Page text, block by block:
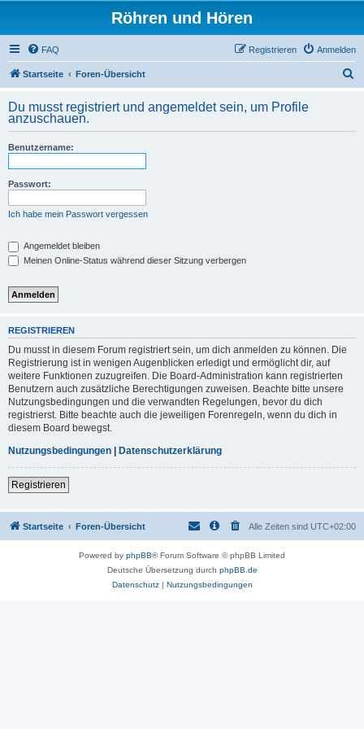
Röhren und Hören
FAQ Anmelden
Registrieren
Startseite Foren-Übersicht
h
Du musst registriert und angemeldet sein, um Profile
anzuschauen.
Benutzername:
Passwort:
Ich habe mein Passwort vergessen
Angemeldet bleiben
Meinen Online-Status während dieser Sitzung verbergen
REGISTRIEREN
Du musst in diesem Forum registriert sein, um dich anmelden zu können. Die
Registrierung ist in wenigen Augenblicken erledigt und ermöglicht dir, auf
weitere Funktionen zuzugreifen. Die Board-Administration kann registrierten
Benutzern auch zusätzliche Berechtigungen zuweisen. Beachte bitte unsere
Nutzungsbedingungen und die verwandten Regelungen, bevor du dich
registrierst. Bitte beachte auch die jeweiligen Forenregeln, wenn du dich in
diesem Board bewegst.
Nutzungsbedingungen | Datenschutzerklärung
Registrieren
Startseite Foren-Übersicht Alle Zeiten sind UTC+02:00
Powered by phpBB® Forum Software © phpBB Limited
Deutsche Übersetzung durch phpBB.de
Datenschutz| Nutzungsbedingungen